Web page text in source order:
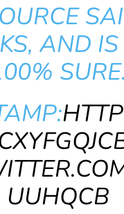
AND
SURE.
UUHQCB